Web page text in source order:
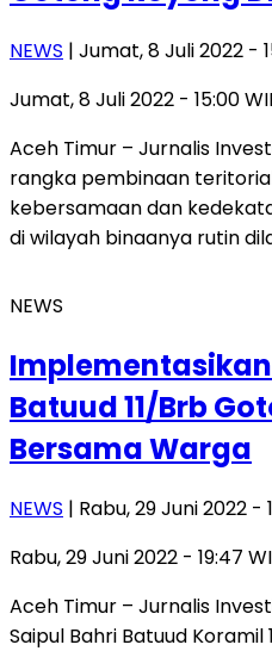
NEWS | Jumat, 8 Juli 2022 -
Jumat, 8 Juli 2022 - 15:00
Aceh Timur – Jurnalis
rangka pembinaan
kebersamaan dan
di wilayah binaanya rutin
NEWS
Batuud 11/Brb
Bersama Warga
NEWS | Rabu, 29 Juni 2022 -
Rabu, 29 Juni 2022 - 19:47
Aceh Timur – Jurnalis
Saipul Bahri Batuud Koramil